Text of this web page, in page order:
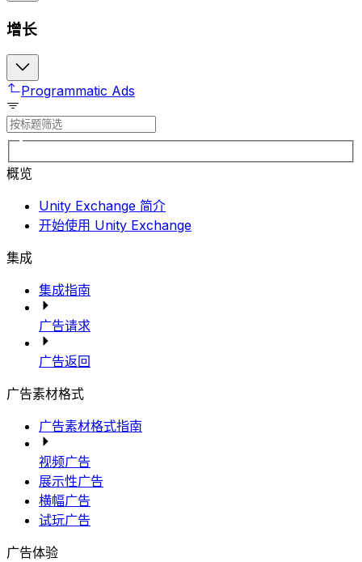
增长
Programmatic Ads
概览
Unity Exchange 简介
开始使用 Unity Exchange
集成
集成指南
广告请求
广告返回
广告素材格式
广告素材格式指南
视频广告
展示性广告
横幅广告
试玩广告
广告体验